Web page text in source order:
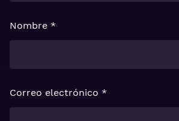
Nombre *
Correo electrónico *